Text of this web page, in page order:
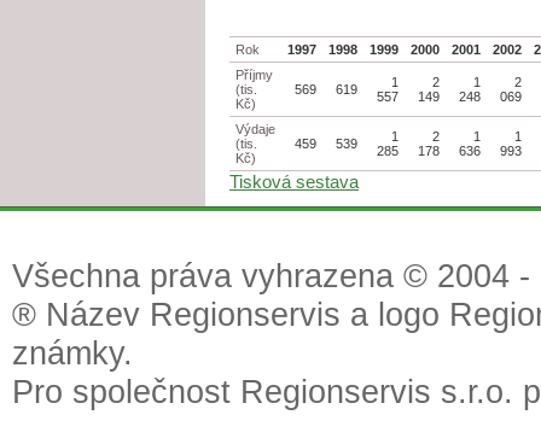
Rok 1997 1998 1999 2000 2001 2002
Příjmy
(tis.
Kč)
569 619
1
557
2
149
1
248
2
069
Výdaje
(tis.
Kč)
459 539
1
285
2
178
1
636
1
993
Tisková sestava
Všechna práva vyhrazena © 2004
® Název Regionservis a logo
známky.
Pro společnost Regionservis s.r.o.